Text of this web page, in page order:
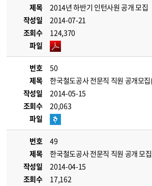
제목
2014년 하반기 인턴사원 공개 모집
작성일
2014-07-21
조회수
124,370
파일
번호
50
제목
한국철도공사 전문직 직원 공개모
작성일
2014-05-15
조회수
20,063
파일
번호
49
제목
한국철도공사 전문직 직원 공개 모집
작성일
2014-04-15
조회수
17,162